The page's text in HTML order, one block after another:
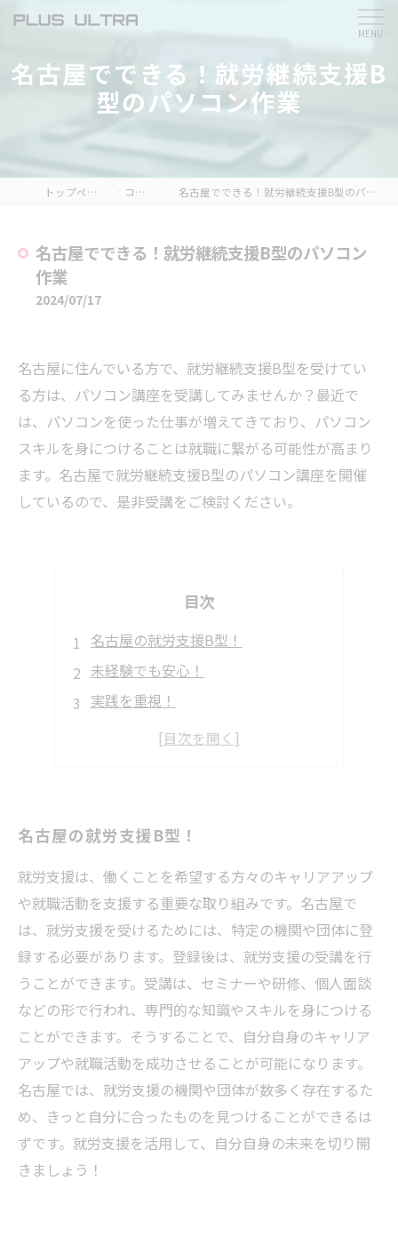
名古屋でできる！就労継続支援B
型のパソコン作業
トップページ コラム 名古屋でできる！就労継続支援B型のパソコン作業
名古屋でできる！就労継続支援B型のパソコン
作業
2024/07/17
名古屋に住んでいる方で、就労継続支援B型を受けてい
る方は、パソコン講座を受講してみませんか？最近で
は、パソコンを使った仕事が増えてきており、パソコン
スキルを身につけることは就職に繋がる可能性が高まり
ます。名古屋で就労継続支援B型のパソコン講座を開催
しているので、是非受講をご検討ください。
目次
名古屋の就労支援B型！
未経験でも安心！
実践を重視！
障がいを抱える方に
名古屋の就労支援B型！
就労支援は、働くことを希望する方々のキャリアアップ
や就職活動を支援する重要な取り組みです。名古屋で
は、就労支援を受けるためには、特定の機関や団体に登
録する必要があります。登録後は、就労支援の受講を行
うことができます。受講は、セミナーや研修、個人面談
などの形で行われ、専門的な知識やスキルを身につける
ことができます。そうすることで、自分自身のキャリア
アップや就職活動を成功させることが可能になります。
名古屋では、就労支援の機関や団体が数多く存在するた
め、きっと自分に合ったものを見つけることができるは
ずです。就労支援を活用して、自分自身の未来を切り開
きましょう！